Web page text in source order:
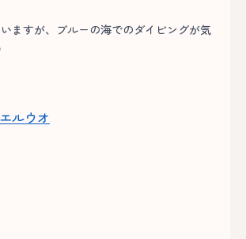
ますが、ブルーの海でのダイビングが気